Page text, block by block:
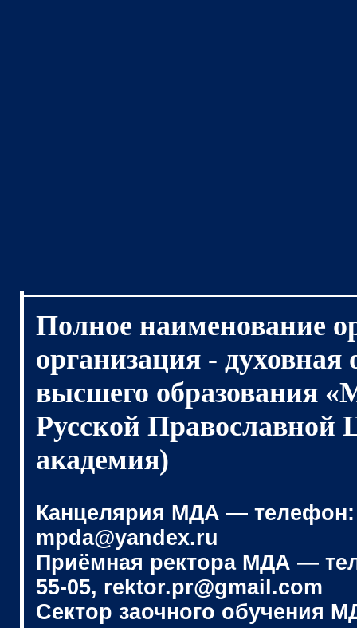
Полное наименование
организация - духовная
высшего образования
Русской Православной
академия)
Канцелярия МДА — телефон:
mpda@yandex.ru
Приёмная ректора МДА —
55-05, rektor.pr@gmail.com
Сектор заочного обучения